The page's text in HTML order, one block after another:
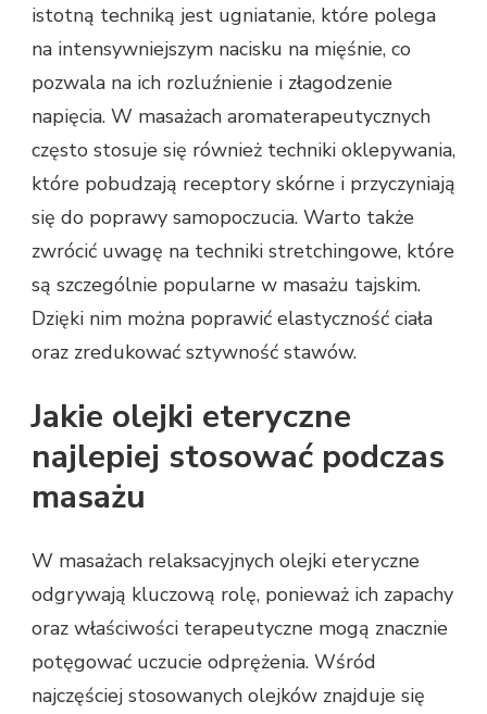
istotną techniką jest ugniatanie, które polega
na intensywniejszym nacisku na mięśnie, co
pozwala na ich rozluźnienie i złagodzenie
napięcia. W masażach aromaterapeutycznych
często stosuje się również techniki oklepywania,
które pobudzają receptory skórne i przyczyniają
się do poprawy samopoczucia. Warto także
zwrócić uwagę na techniki stretchingowe, które
są szczególnie popularne w masażu tajskim.
Dzięki nim można poprawić elastyczność ciała
oraz zredukować sztywność stawów.
Jakie olejki eteryczne
najlepiej stosować podczas
masażu
W masażach relaksacyjnych olejki eteryczne
odgrywają kluczową rolę, ponieważ ich zapachy
oraz właściwości terapeutyczne mogą znacznie
potęgować uczucie odprężenia. Wśród
najczęściej stosowanych olejków znajduje się